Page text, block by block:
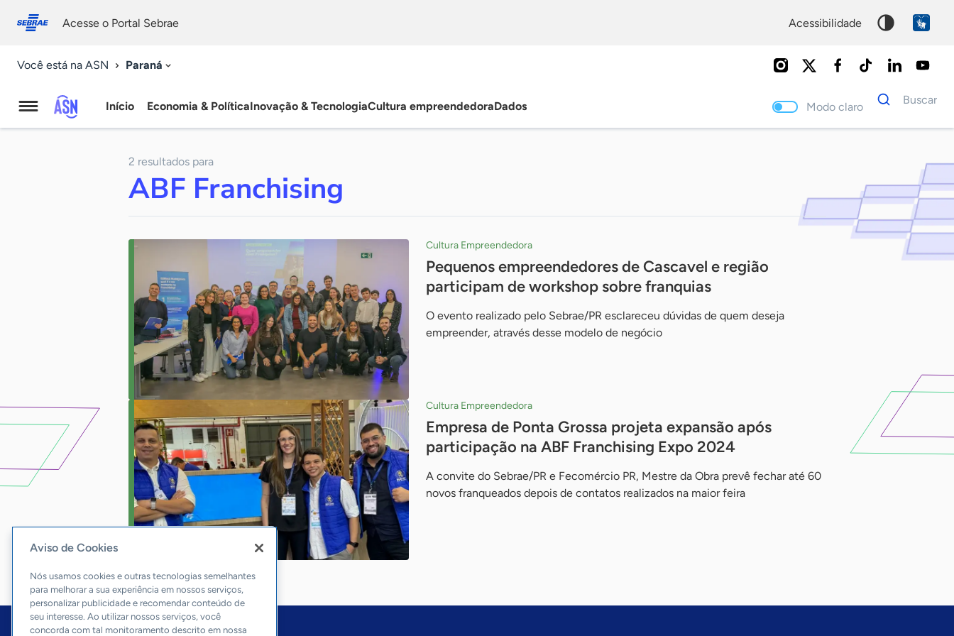
conosco
Acesse o Portal Sebrae acessibilidade
Você está na ASN Paraná
Agência
Notícias
Início Economia & PolíticaInovação & TecnologiaCultura empreendedoraDados Modo claro
Dados
para
Buscar
2 resultados para
ABF Franchising
Cultura Empreendedora
Pequenos empreendedores de Cascavel e região
participam de workshop sobre franquias
O evento realizado pelo Sebrae/PR esclareceu dúvidas de quem deseja
empreender, através desse modelo de negócio
Cultura Empreendedora
Empresa de Ponta Grossa projeta expansão após
participação na ABF Franchising Expo 2024
A convite do Sebrae/PR e Fecomércio PR, Mestre da Obra prevê fechar até 60
novos franqueados depois de contatos realizados na maior feira
Aviso de Cookies
Nós usamos cookies e outras tecnologias semelhantes
para melhorar a sua experiência em nossos serviços,
personalizar publicidade e recomendar conteúdo de
seu interesse. Ao utilizar nossos serviços, você
concorda com tal monitoramento descrito em nossa